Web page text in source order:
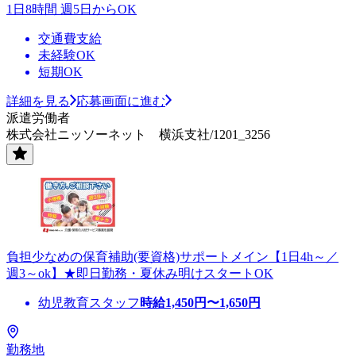
1日8時間 週5日からOK
交通費支給
未経験OK
短期OK
詳細を見る
応募画面に進む
派遣労働者
株式会社ニッソーネット 横浜支社/1201_3256
負担少なめの保育補助(要資格)サポートメイン【1日4h～／
週3～ok】★即日勤務・夏休み明けスタートOK
幼児教育スタッフ 時給1,450円〜1,650円
勤務地